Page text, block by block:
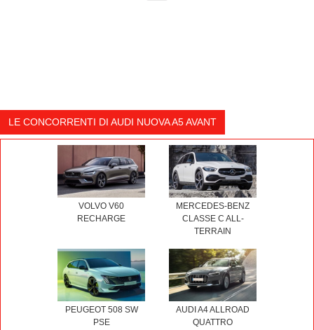
LE CONCORRENTI DI AUDI NUOVA A5 AVANT
VOLVO V60
RECHARGE
MERCEDES-BENZ
CLASSE C ALL-
TERRAIN
PEUGEOT 508 SW
PSE
AUDI A4 ALLROAD
QUATTRO